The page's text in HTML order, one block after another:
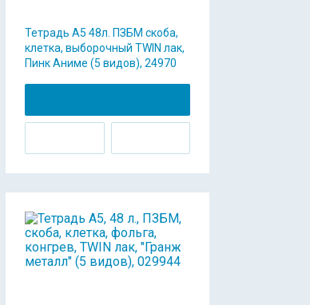
Тетрадь А5 48л. ПЗБМ скоба,
клетка, выборочный TWIN лак,
Пинк Аниме (5 видов), 24970